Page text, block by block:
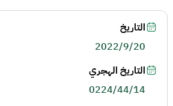
التاريخ
2022/9/20
التاريخ الهجري
0224/44/14